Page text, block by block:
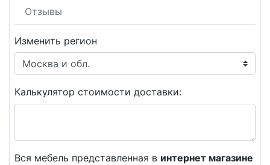
Отзывы
Изменить регион
Калькулятор стоимости доставки:
Вся мебель представленная в интернет магазине